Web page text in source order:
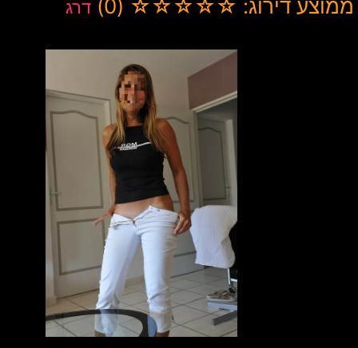
ממוצע דירוג: ☆☆☆☆☆ (0) דרג